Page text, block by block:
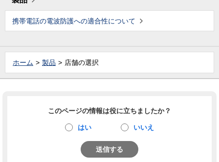
携帯電話の電波防護への適合性について
ホーム 製品 店舗の選択
このページの情報は役に立ちましたか？
はい いいえ
送信する